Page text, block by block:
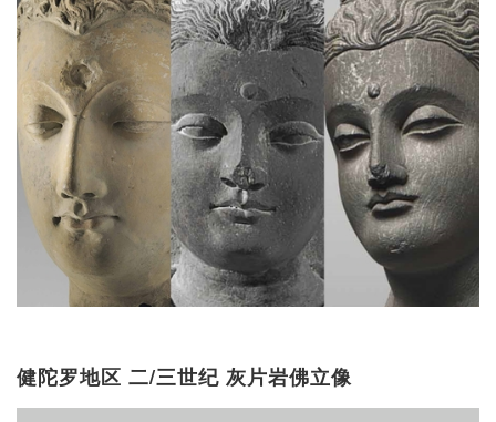
健陀罗地区 二/三世纪 灰片岩佛立像